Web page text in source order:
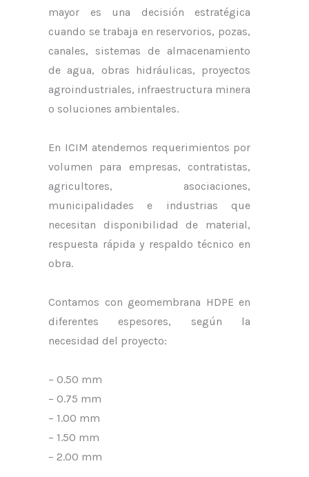
mayor es una decisión estratégica
cuando se trabaja en reservorios, pozas,
canales, sistemas de almacenamiento
de agua, obras hidráulicas, proyectos
agroindustriales, infraestructura minera
o soluciones ambientales.
En ICIM atendemos requerimientos por
volumen para empresas, contratistas,
agricultores, asociaciones,
municipalidades e industrias que
necesitan disponibilidad de material,
respuesta rápida y respaldo técnico en
obra.
Contamos con geomembrana HDPE en
diferentes espesores, según la
necesidad del proyecto:
– 0.50 mm
– 0.75 mm
– 1.00 mm
– 1.50 mm
– 2.00 mm